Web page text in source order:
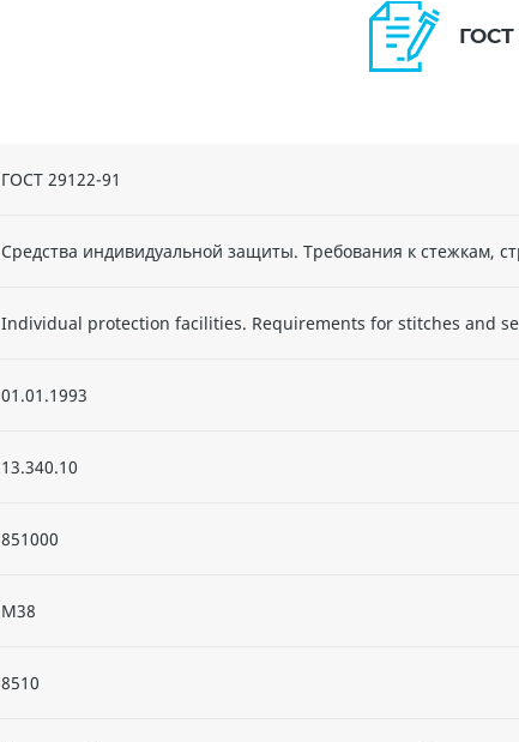
ГОСТ
ГОСТ 29122-91
Средства индивидуальной защиты. Требования к стежкам,
Individual protection facilities. Requirements for stitches and
01.01.1993
13.340.10
851000
М38
8510